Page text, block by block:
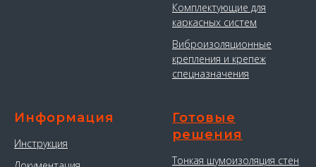
Комплектующие для
каркасных систем
Виброизоляционные
крепления и крепеж
спецназначения
Информация
Инструкция
Готовые
решения
Тонкая шумоизоляция стен